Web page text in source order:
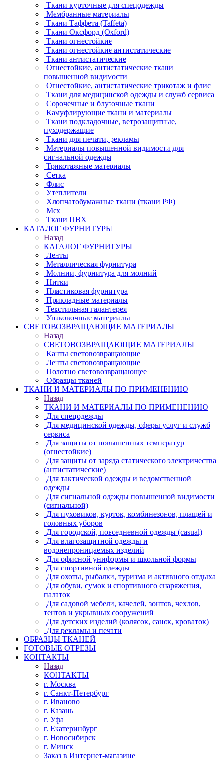
Ткани курточные для спецодежды
Мембранные материалы
Ткани Таффета (Taffeta)
Ткани Оксфорд (Oxford)
Ткани огнестойкие
Ткани огнестойкие антистатические
Ткани антистатические
Огнестойкие, антистатические ткани
повышенной видимости
Огнестойкие, антистатические трикотаж и флис
Ткани для медицинской одежды и служб сервиса
Сорочечные и блузочные ткани
Камуфлирующие ткани и материалы
Ткани подкладочные, ветрозащитные,
пуходержащие
Ткани для печати, рекламы
Материалы повышенной видимости для
сигнальной одежды
Трикотажные материалы
Сетка
Флис
Утеплители
Хлопчатобумажные ткани (ткани РФ)
Мех
Ткани ПВХ
КАТАЛОГ ФУРНИТУРЫ
Назад
КАТАЛОГ ФУРНИТУРЫ
Ленты
Металлическая фурнитура
Молнии, фурнитура для молний
Нитки
Пластиковая фурнитура
Прикладные материалы
Текстильная галантерея
Упаковочные материалы
СВЕТОВОЗВРАЩАЮЩИЕ МАТЕРИАЛЫ
Назад
СВЕТОВОЗВРАЩАЮЩИЕ МАТЕРИАЛЫ
Канты световозвращающие
Ленты световозвращающие
Полотно световозвращающее
Образцы тканей
ТКАНИ И МАТЕРИАЛЫ ПО ПРИМЕНЕНИЮ
Назад
ТКАНИ И МАТЕРИАЛЫ ПО ПРИМЕНЕНИЮ
Для спецодежды
Для медицинской одежды, сферы услуг и служб
сервиса
Для защиты от повышенных температур
(огнестойкие)
Для защиты от заряда статического электричества
(антистатические)
Для тактической одежды и ведомственной
одежды
Для сигнальной одежды повышенной видимости
(сигнальной)
Для пуховиков, курток, комбинезонов, плащей и
головных уборов
Для городской, повседневной одежды (casual)
Для влагозащитной одежды и
водонепроницаемых изделий
Для офисной униформы и школьной формы
Для спортивной одежды
Для охоты, рыбалки, туризма и активного отдыха
Для обуви, сумок и спортивного снаряжения,
палаток
Для садовой мебели, качелей, зонтов, чехлов,
тентов и укрывных сооружений
Для детских изделий (колясок, санок, кроваток)
Для рекламы и печати
ОБРАЗЦЫ ТКАНЕЙ
ГОТОВЫЕ ОТРЕЗЫ
КОНТАКТЫ
Назад
КОНТАКТЫ
г. Москва
г. Санкт-Петербург
г. Иваново
г. Казань
г. Уфа
г. Екатеринбург
г. Новосибирск
г. Минск
Заказ в Интернет-магазине